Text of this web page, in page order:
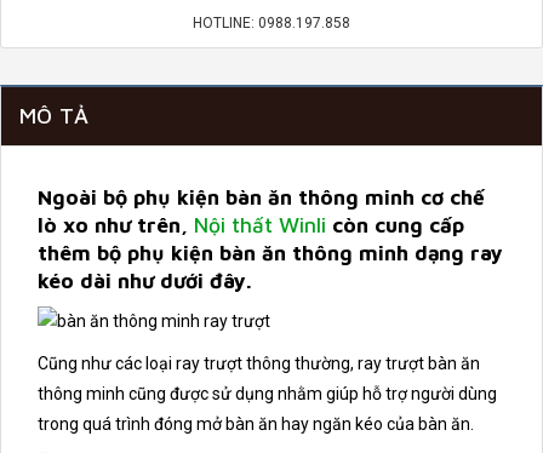
HOTLINE: 0988.197.858
MÔ TẢ
Ngoài bộ phụ kiện bàn ăn thông minh cơ chế
lò xo như trên, Nội thất Winli còn cung cấp
thêm bộ phụ kiện bàn ăn thông minh dạng ray
kéo dài như dưới đây.
Cũng như các loại ray trượt thông thường, ray trượt bàn ăn
thông minh cũng được sử dụng nhằm giúp hỗ trợ người dùng
trong quá trình đóng mở bàn ăn hay ngăn kéo của bàn ăn.